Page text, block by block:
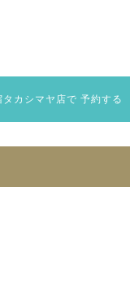
カシマヤ店で 予約する